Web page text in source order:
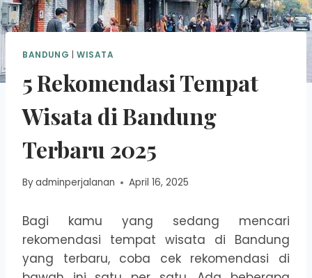
BANDUNG | WISATA
5 Rekomendasi Tempat
Wisata di Bandung
Terbaru 2025
Byadminperjalanan April 16, 2025
Bagi kamu yang sedang mencari
rekomendasi tempat wisata di Bandung
yang terbaru, coba cek rekomendasi di